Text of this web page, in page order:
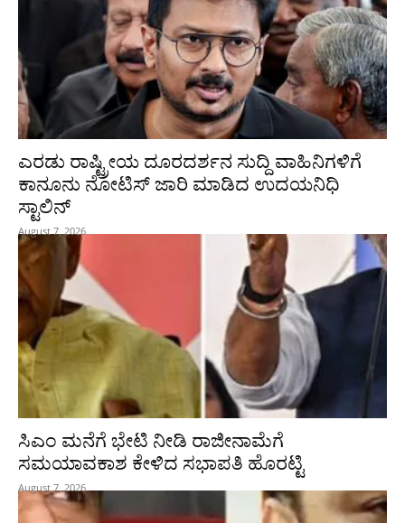
ಎರಡು ರಾಷ್ಟ್ರೀಯ ದೂರದರ್ಶನ ಸುದ್ದಿ ವಾಹಿನಿಗಳಿಗೆ
ಕಾನೂನು ನೋಟಿಸ್ ಜಾರಿ ಮಾಡಿದ ಉದಯನಿಧಿ
ಸ್ಟಾಲಿನ್
August 7, 2026
ಸಿಎಂ ಮನೆಗೆ ಭೇಟಿ ನೀಡಿ ರಾಜೀನಾಮೆಗೆ
ಸಮಯಾವಕಾಶ ಕೇಳಿದ ಸಭಾಪತಿ ಹೊರಟ್ಟಿ
August 7, 2026